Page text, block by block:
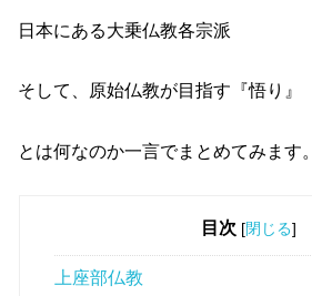
日本にある大乗仏教各宗派
そして、原始仏教が目指す『悟り』
とは何なのか一言でまとめてみます。
目次 [閉じる]
上座部仏教